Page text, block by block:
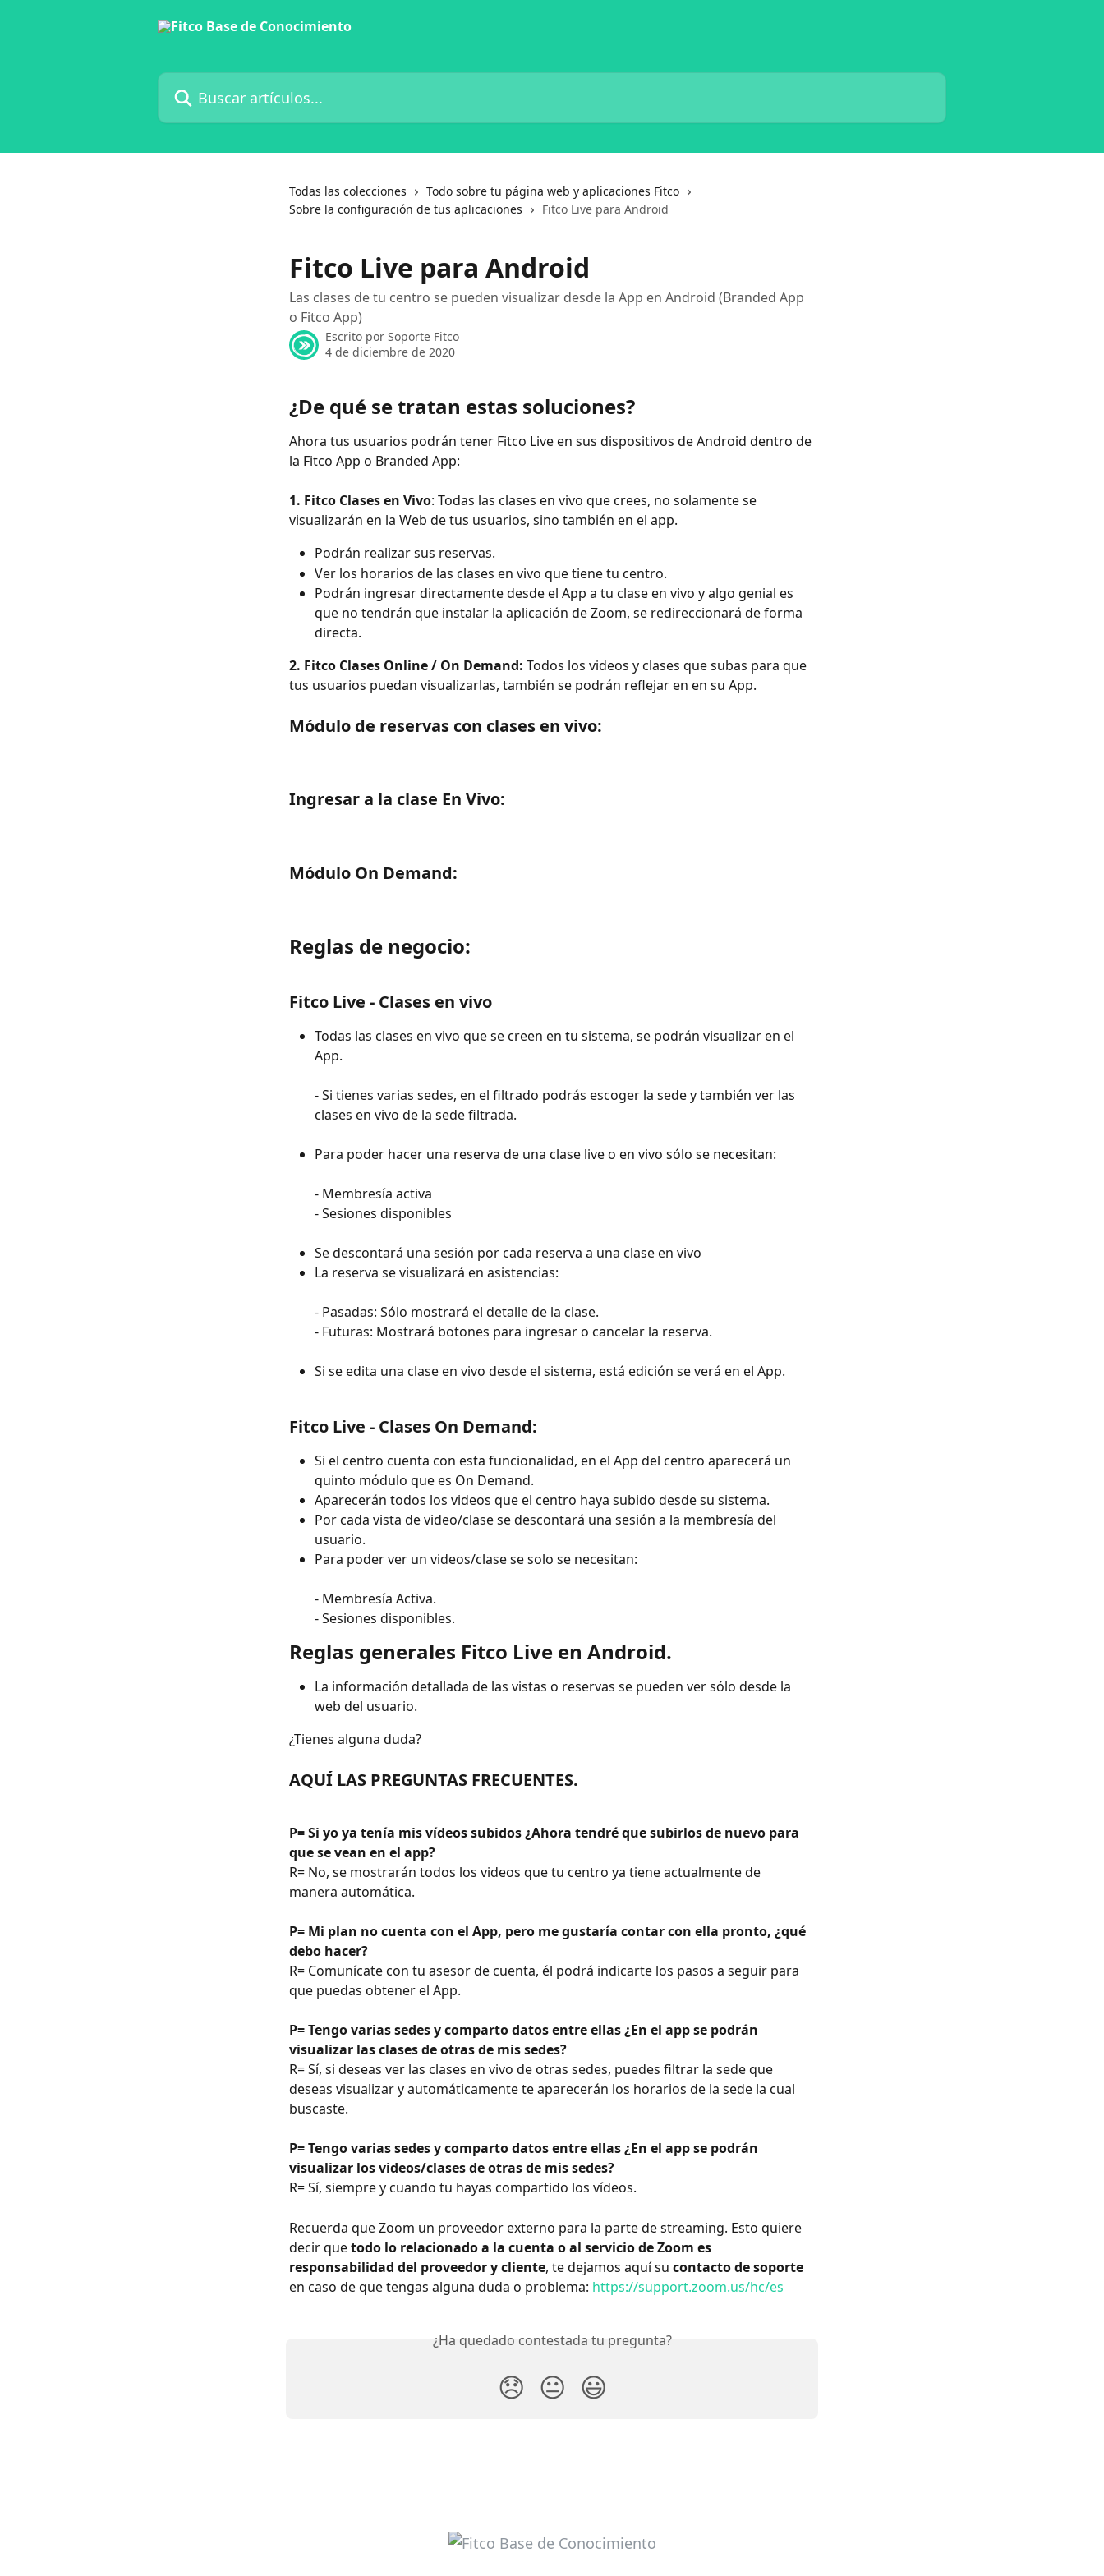
Buscar artículos...
Todas las colecciones
Todo sobre tu página web y aplicaciones Fitco
Sobre la configuración de tus aplicaciones
Fitco Live para Android
Fitco Live para Android
Las clases de tu centro se pueden visualizar desde la App en Android (Branded App
o Fitco App)
Escrito por Soporte Fitco
4 de diciembre de 2020
¿De qué se tratan estas soluciones?
Ahora tus usuarios podrán tener Fitco Live en sus dispositivos de Android dentro de
la Fitco App o Branded App:
1. Fitco Clases en Vivo: Todas las clases en vivo que crees, no solamente se
visualizarán en la Web de tus usuarios, sino también en el app.
Podrán realizar sus reservas.
Ver los horarios de las clases en vivo que tiene tu centro.
Podrán ingresar directamente desde el App a tu clase en vivo y algo genial es
que no tendrán que instalar la aplicación de Zoom, se redireccionará de forma
directa.
2. Fitco Clases Online / On Demand: Todos los videos y clases que subas para que
tus usuarios puedan visualizarlas, también se podrán reflejar en en su App.
Módulo de reservas con clases en vivo:
Ingresar a la clase En Vivo:
Módulo On Demand:
Reglas de negocio:
Fitco Live - Clases en vivo
Todas las clases en vivo que se creen en tu sistema, se podrán visualizar en el
App.
- Si tienes varias sedes, en el filtrado podrás escoger la sede y también ver las
clases en vivo de la sede filtrada.
Para poder hacer una reserva de una clase live o en vivo sólo se necesitan:
- Membresía activa
- Sesiones disponibles
Se descontará una sesión por cada reserva a una clase en vivo
La reserva se visualizará en asistencias:
- Pasadas: Sólo mostrará el detalle de la clase.
- Futuras: Mostrará botones para ingresar o cancelar la reserva.
Si se edita una clase en vivo desde el sistema, está edición se verá en el App.
Fitco Live - Clases On Demand:
Si el centro cuenta con esta funcionalidad, en el App del centro aparecerá un
quinto módulo que es On Demand.
Aparecerán todos los videos que el centro haya subido desde su sistema.
Por cada vista de video/clase se descontará una sesión a la membresía del
usuario.
Para poder ver un videos/clase se solo se necesitan:
- Membresía Activa.
- Sesiones disponibles.
Reglas generales Fitco Live en Android.
La información detallada de las vistas o reservas se pueden ver sólo desde la
web del usuario.
¿Tienes alguna duda?
AQUÍ LAS PREGUNTAS FRECUENTES.
P= Si yo ya tenía mis vídeos subidos ¿Ahora tendré que subirlos de nuevo para
que se vean en el app?
R= No, se mostrarán todos los videos que tu centro ya tiene actualmente de
manera automática.
P= Mi plan no cuenta con el App, pero me gustaría contar con ella pronto, ¿qué
debo hacer?
R= Comunícate con tu asesor de cuenta, él podrá indicarte los pasos a seguir para
que puedas obtener el App.
P= Tengo varias sedes y comparto datos entre ellas ¿En el app se podrán
visualizar las clases de otras de mis sedes?
R= Sí, si deseas ver las clases en vivo de otras sedes, puedes filtrar la sede que
deseas visualizar y automáticamente te aparecerán los horarios de la sede la cual
buscaste.
P= Tengo varias sedes y comparto datos entre ellas ¿En el app se podrán
visualizar los videos/clases de otras de mis sedes?
R= Sí, siempre y cuando tu hayas compartido los vídeos.
Recuerda que Zoom un proveedor externo para la parte de streaming. Esto quiere
decir que todo lo relacionado a la cuenta o al servicio de Zoom es
responsabilidad del proveedor y cliente, te dejamos aquí su contacto de soporte
en caso de que tengas alguna duda o problema: https://support.zoom.us/hc/es
¿Ha quedado contestada tu pregunta?
😞 😐 😃